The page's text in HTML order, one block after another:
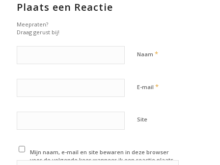
Plaats een Reactie
Meepraten?
Draag gerust bij!
Naam *
E-mail *
Site
Mijn naam, e-mail en site bewaren in deze browser
voor de volgende keer wanneer ik een reactie plaats.